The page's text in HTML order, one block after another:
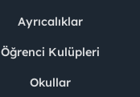
Ayrıcalıklar
Öğrenci Kulüpleri
Okullar